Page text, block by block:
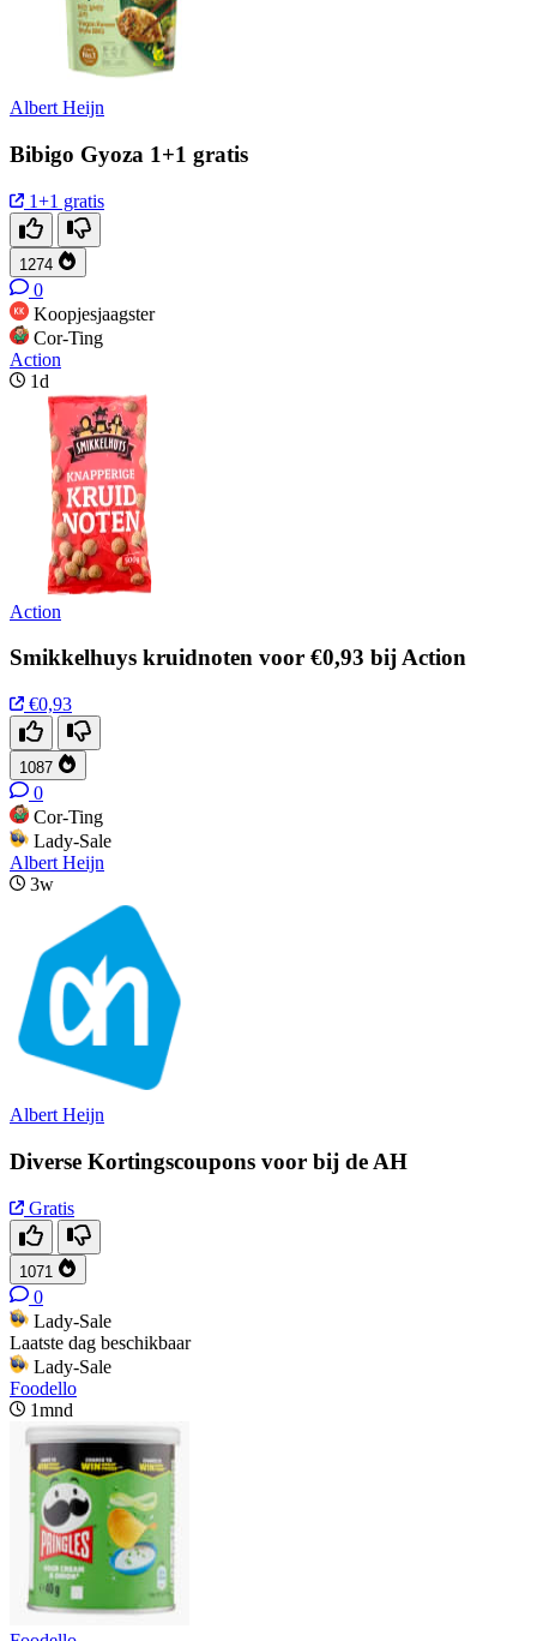
Albert Heijn
Bibigo Gyoza 1+1 gratis
1+1 gratis
1274
0
Koopjesjaagster
Cor-Ting
Action
1d
Action
Smikkelhuys kruidnoten voor €0,93 bij Action
€0,93
1087
0
Cor-Ting
Lady-Sale
Albert Heijn
3w
Albert Heijn
Diverse Kortingscoupons voor bij de AH
Gratis
1071
0
Lady-Sale
Laatste dag beschikbaar
Lady-Sale
Foodello
1mnd